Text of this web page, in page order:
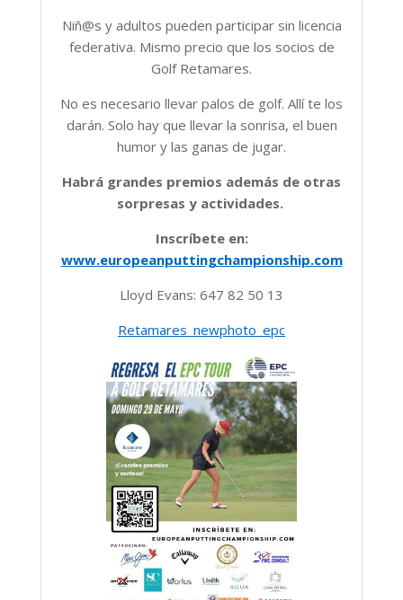
Niñ@s y adultos pueden participar sin licencia
federativa. Mismo precio que los socios de
Golf Retamares.
No es necesario llevar palos de golf. Allí te los
darán. Solo hay que llevar la sonrisa, el buen
humor y las ganas de jugar.
Habrá grandes premios además de otras
sorpresas y actividades.
Inscríbete en:
www.europeanputtingchampionship.com
Lloyd Evans: 647 82 50 13
Retamares_newphoto_epc